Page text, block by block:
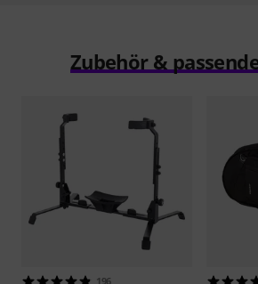
Zubehör &
196